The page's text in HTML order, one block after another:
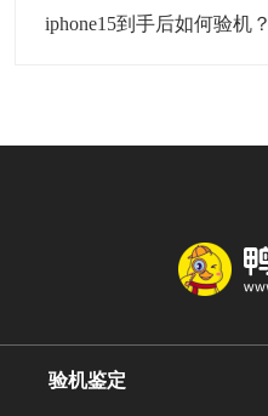
iphone15到手后如何验机？
验机鉴定